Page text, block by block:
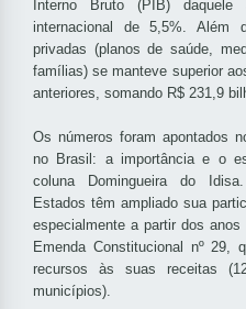
Interno Bruto (PIB)
internacional de 5,5%. Além
privadas (planos de saúde,
famílias) se manteve superior
anteriores, somando R$ 231,9
Os números foram apontados
no Brasil: a importância e o
coluna Domingueira do
Estados têm ampliado sua
especialmente a partir dos
Emenda Constitucional nº 29,
recursos às suas receitas
municípios).